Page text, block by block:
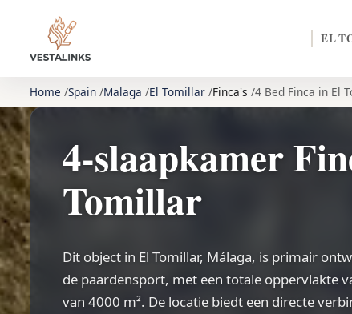
EL
Home Spain Malaga El Tomillar Finca's 4 Bed Finca in El
4-slaapkamer
Tomillar
Dit object in El Tomillar, Málaga, is primair
de paardensport, met een totale oppervlakte
van 4000 m². De locatie biedt een directe